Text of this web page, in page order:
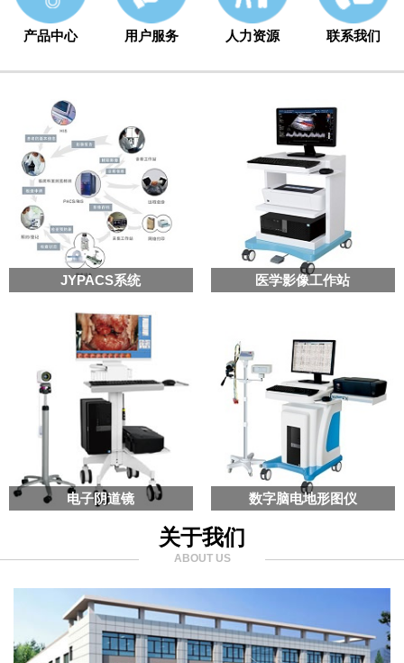
产品中心 用户服务 人力资源 联系我们
JYPACS系统 医学影像工作站
电子阴道镜 数字脑电地形图仪
关于我们
ABOUT US